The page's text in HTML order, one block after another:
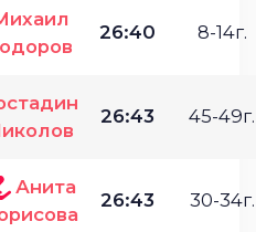
26:40 8-14г.
26:43 45-49г.
Анита
26:43 30-34г.